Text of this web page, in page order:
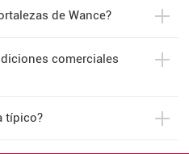
de Wance?
comerciales
típico?